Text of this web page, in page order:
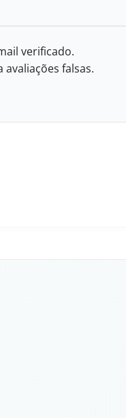
verificado.
falsas.